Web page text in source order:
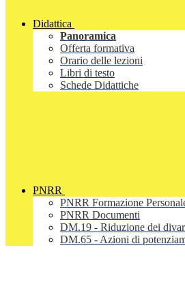
Didattica
Panoramica
Offerta formativa
Orario delle lezioni
Libri di testo
Schede Didattiche
PNRR
PNRR Formazione
PNRR Documenti
DM.19 - Riduzione dei
DM.65 - Azioni di